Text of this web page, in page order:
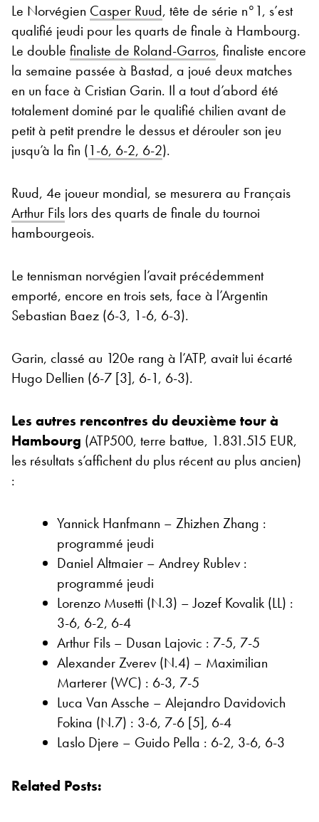
Le Norvégien Casper Ruud, tête de série n°1, s’est
qualifié jeudi pour les quarts de finale à Hambourg.
Le double finaliste de Roland-Garros, finaliste encore
la semaine passée à Bastad, a joué deux matches
en un face à Cristian Garin. Il a tout d’abord été
totalement dominé par le qualifié chilien avant de
petit à petit prendre le dessus et dérouler son jeu
jusqu’à la fin (1-6, 6-2, 6-2).
Ruud, 4e joueur mondial, se mesurera au Français
Arthur Fils lors des quarts de finale du tournoi
hambourgeois.
Le tennisman norvégien l’avait précédemment
emporté, encore en trois sets, face à l’Argentin
Sebastian Baez (6-3, 1-6, 6-3).
Garin, classé au 120e rang à l’ATP, avait lui écarté
Hugo Dellien (6-7 [3], 6-1, 6-3).
Les autres rencontres du deuxième tour à
Hambourg (ATP500, terre battue, 1.831.515 EUR,
les résultats s’affichent du plus récent au plus ancien)
:
Yannick Hanfmann – Zhizhen Zhang :
programmé jeudi
Daniel Altmaier – Andrey Rublev :
programmé jeudi
Lorenzo Musetti (N.3) – Jozef Kovalik (LL) :
3-6, 6-2, 6-4
Arthur Fils – Dusan Lajovic : 7-5, 7-5
Alexander Zverev (N.4) – Maximilian
Marterer (WC) : 6-3, 7-5
Luca Van Assche – Alejandro Davidovich
Fokina (N.7) : 3-6, 7-6 [5], 6-4
Laslo Djere – Guido Pella : 6-2, 3-6, 6-3
Related Posts: